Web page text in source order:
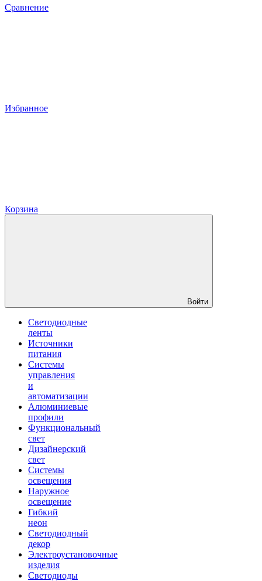
Сравнение
Избранное
Корзина
Войти
Светодиодные
ленты
Источники
питания
Системы
управления
и
автоматизации
Алюминиевые
профили
Функциональный
свет
Дизайнерский
свет
Системы
освещения
Наружное
освещение
Гибкий
неон
Светодиодный
декор
Электроустановочные
изделия
Светодиоды